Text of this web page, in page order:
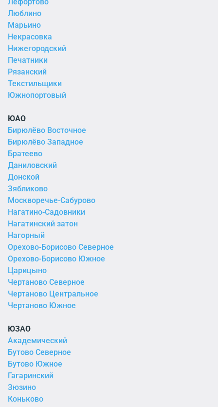
Люблино
Марьино
Некрасовка
Нижегородский
Печатники
Рязанский
Текстильщики
Южнопортовый
ЮАО
Бирюлёво Восточное
Бирюлёво Западное
Братеево
Даниловский
Донской
Зябликово
Москворечье-Сабурово
Нагатино-Садовники
Нагатинский затон
Нагорный
Орехово-Борисово Северное
Орехово-Борисово Южное
Царицыно
Чертаново Северное
Чертаново Центральное
Чертаново Южное
ЮЗАО
Академический
Бутово Северное
Бутово Южное
Гагаринский
Зюзино
Коньково